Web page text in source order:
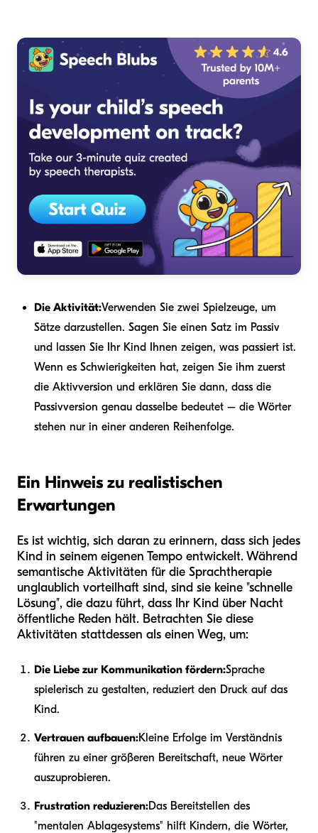
Die Aktivität:Verwenden Sie zwei Spielzeuge, um
Sätze darzustellen. Sagen Sie einen Satz im Passiv
und lassen Sie Ihr Kind Ihnen zeigen, was passiert ist.
Wenn es Schwierigkeiten hat, zeigen Sie ihm zuerst
die Aktivversion und erklären Sie dann, dass die
Passivversion genau dasselbe bedeutet – die Wörter
stehen nur in einer anderen Reihenfolge.
Ein Hinweis zu realistischen
Erwartungen
Es ist wichtig, sich daran zu erinnern, dass sich jedes
Kind in seinem eigenen Tempo entwickelt. Während
semantische Aktivitäten für die Sprachtherapie
unglaublich vorteilhaft sind, sind sie keine "schnelle
Lösung", die dazu führt, dass Ihr Kind über Nacht
öffentliche Reden hält. Betrachten Sie diese
Aktivitäten stattdessen als einen Weg, um:
Die Liebe zur Kommunikation fördern:Sprache
spielerisch zu gestalten, reduziert den Druck auf das
Kind.
Vertrauen aufbauen:Kleine Erfolge im Verständnis
führen zu einer größeren Bereitschaft, neue Wörter
auszuprobieren.
Frustration reduzieren:Das Bereitstellen des
"mentalen Ablagesystems" hilft Kindern, die Wörter,